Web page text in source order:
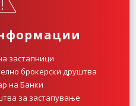
застапници
брокерски друштва
на Банки
за застапување